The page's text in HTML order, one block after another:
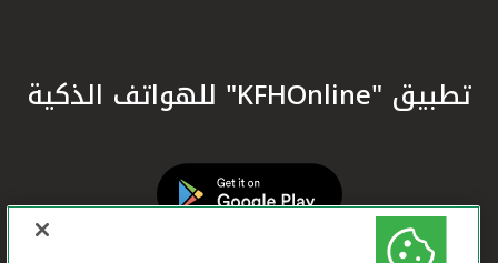
تطبيق "KFHOnline" للهواتف الذكية